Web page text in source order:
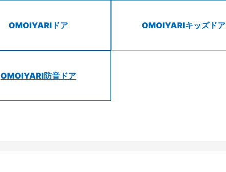
OMOIYARIドア OMOIYARIキッズドア
OMOIYARI防音ドア